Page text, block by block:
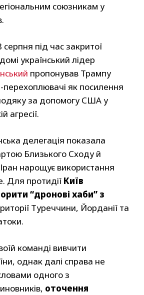
союзникам у
під час закритої
український лідер
пропонував Трампу
перехоплювачі як посилення
за допомогу США у
агресії.
делегація показала
Близького Сходу й
нарощує використання
Для протидії Київ
“дронові хаби” з
Туреччини, Йорданії та
команді вивчити
однак далі справа не
одного з
оточення